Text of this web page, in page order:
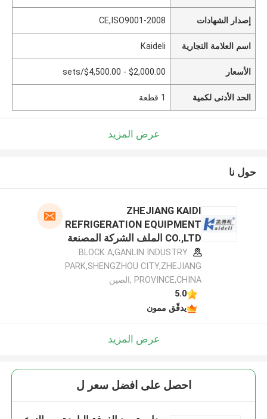
إصدار الشهادات CE,ISO9001-2008
اسم العلامة التجارية Kaideli
الأسعار $2,000.00 - $4,500.00/sets
الحد الأدنى لكمية 1 قطعة
عرض المزيد
حول نا
ZHEJIANG KAIDI
REFRIGERATION EQUIPMENT
CO.,LTD الملف الشركة المصنعة
BLOCK A,GANLIN INDUSTRY
PARK,SHENGZHOU CITY,ZHEJIANG
PROVINCE,CHINA ,الصين
5.0
يدقّق ممون
عرض المزيد
احصل على افضل سعر ل